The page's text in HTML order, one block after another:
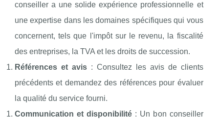
conseiller a une solide expérience professionnelle et
une expertise dans les domaines spécifiques qui vous
concernent, tels que l'impôt sur le revenu, la fiscalité
des entreprises, la TVA et les droits de succession.
Références et avis: Consultez les avis de clients
précédents et demandez des références pour évaluer
la qualité du service fourni.
Communication et disponibilité : Un bon conseiller